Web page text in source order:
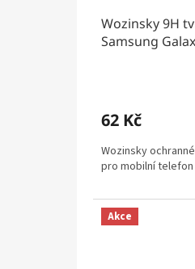
Wozinsky 9H
Samsung
62 Kč
Wozinsky
pro mobilní telefon
Akce